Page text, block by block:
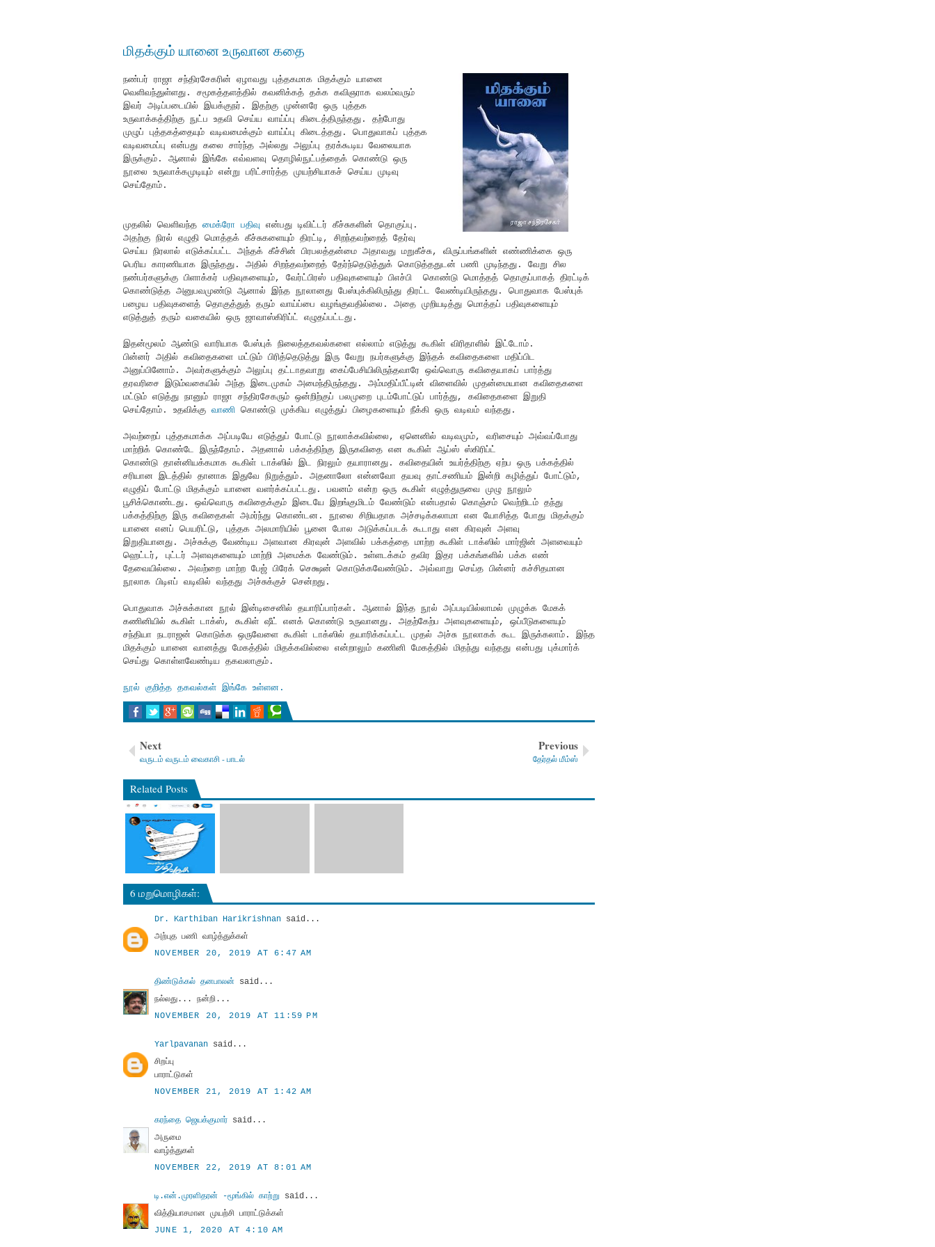
மிதக்கும் யானை உருவான கதை
நண்பர் ராஜா சந்திரசேகரின் ஏழாவது புத்தகமாக மிதக்கும் யானை
வெளிவந்துள்ளது. சமூகத்தளத்தில் கவனிக்கத் தக்க கவிஞராக வலம்வரும்
இவர் அடிப்படையில் இயக்குநர். இதற்கு முன்னரே ஒரு புத்தக
உருவாக்கத்திற்கு நுட்ப உதவி செய்ய வாய்ப்பு கிடைத்திருந்தது. தற்போது
முழுப் புத்தகத்தையும் வடிவமைக்கும் வாய்ப்பு கிடைத்தது. பொதுவாகப் புத்தக
வடிவமைப்பு என்பது கலை சார்ந்த அல்லது அலுப்பு தரக்கூடிய வேலையாக
இருக்கும். ஆனால் இங்கே எவ்வளவு தொழில்நுட்பத்தைக் கொண்டு ஒரு
நூலை உருவாக்கமுடியும் என்று பரிட்சார்த்த முயற்சியாகச் செய்ய முடிவு
செய்தோம்.
முதலில் வெளிவந்த மைக்ரோ பதிவு என்பது டிவிட்டர் கீச்சுகளின் தொகுப்பு.
அதற்கு நிரல் எழுதி மொத்தக் கீச்சுகளையும் திரட்டி, சிறந்தவற்றைத் தேர்வு
செய்ய நிரலால் எடுக்கப்பட்ட அந்தக் கீச்சின் பிரபலத்தன்மை அதாவது மறுகீச்சு, விருப்பங்களின் எண்ணிக்கை ஒரு
பெரிய காரணியாக இருந்தது. அதில் சிறந்தவற்றைத் தேர்ந்தெடுத்துக் கொடுத்ததுடன் பணி முடிந்தது. வேறு சில
நண்பர்களுக்கு பிளாக்கர் பதிவுகளையும், வேர்ட்பிரஸ் பதிவுகளையும் பிஎச்பி கொண்டு மொத்தத் தொகுப்பாகத் திரட்டிக்
கொண்டுத்த அனுபவமுண்டு ஆனால் இந்த நூலானது பேஸ்புக்கிலிருந்து திரட்ட வேண்டியிருந்தது. பொதுவாக பேஸ்புக்
பழைய பதிவுகளைத் தொகுத்துத் தரும் வாய்ப்பை வழங்குவதில்லை. அதை முறியடித்து மொத்தப் பதிவுகளையும்
எடுத்துத் தரும் வகையில் ஒரு ஜாவாஸ்கிரிப்ட் எழுதப்பட்டது.
இதன்மூலம் ஆண்டு வாரியாக பேஸ்புக் நிலைத்தகவல்களை எல்லாம் எடுத்து கூகிள் விரிதாளில் இட்டோம்.
பின்னர் அதில் கவிதைகளை மட்டும் பிரித்தெடுத்து இரு வேறு நபர்களுக்கு இந்தக் கவிதைகளை மதிப்பிட
அனுப்பினோம். அவர்களுக்கும் அலுப்பு தட்டாதவாறு கைப்பேசியிலிருந்தவாரே ஒவ்வொரு கவிதையாகப் பார்த்து
தரவரிசை இடும்வகையில் அந்த இடைமுகம் அமைந்திருந்தது. அம்மதிப்பீட்டின் விளைவில் முதன்மையான கவிதைகளை
மட்டும் எடுத்து நானும் ராஜா சந்திரசேகரும் ஒன்றிற்குப் பலமுறை புடம்போட்டுப் பார்த்து, கவிதைகளை இறுதி
செய்தோம். உதவிக்கு வாணி கொண்டு முக்கிய எழுத்துப் பிழைகளையும் நீக்கி ஒரு வடிவம் வந்தது.
அவற்றைப் புத்தகமாக்க அப்படியே எடுத்துப் போட்டு நூலாக்கவில்லை, ஏனெனில் வடிவமும், வரிசையும் அவ்வப்போது
மாற்றிக் கொண்டே இருந்தோம். அதனால் பக்கத்திற்கு இருகவிதை என கூகிள் ஆப்ஸ் ஸ்கிரிப்ட்
கொண்டு தான்னியக்கமாக கூகிள் டாக்ஸில் இட நிரலும் தயாரானது. கவிதையின் உயர்த்திற்கு ஏற்ப ஒரு பக்கத்தில்
சரியான இடத்தில் தானாக இதுவே நிறுத்தும். அதனாலோ என்னவோ தயவு தாட்சணியம் இன்றி கழித்துப் போட்டும்,
எழுதிப் போட்டு மிதக்கும் யானை வளர்க்கப்பட்டது. பவனம் என்ற ஒரு கூகிள் எழுத்துருவை முழு நூலும்
பூசிக்கொண்டது. ஒவ்வொரு கவிதைக்கும் இடையே இறங்குமிடம் வேண்டும் என்பதால் கொஞ்சம் வெற்றிடம் தந்து
பக்கத்திற்கு இரு கவிதைகள் அமர்ந்து கொண்டன. நூலை சிறியதாக அச்சடிக்கலாமா என யோசித்த போது மிதக்கும்
யானை எனப் பெயரிட்டு, புத்தக அலமாரியில் பூனை போல அடுக்கப்படக் கூடாது என கிரவுன் அளவு
இறுதியானது. அச்சுக்கு வேண்டிய அளவான கிரவுன் அளவில் பக்கத்தை மாற்ற கூகிள் டாக்ஸில் மார்ஜின் அளவையும்
ஹெட்டர், புட்டர் அளவுகளையும் மாற்றி அமைக்க வேண்டும். உள்ளடக்கம் தவிர இதர பக்கங்களில் பக்க எண்
தேவையில்லை. அவற்றை மாற்ற பேஜ் பிரேக் செக்ஷன் கொடுக்கவேண்டும். அவ்வாறு செய்த பின்னர் கச்சிதமான
நூலாக பிடிஎப் வடிவில் வந்தது அச்சுக்குச் சென்றது.
பொதுவாக அச்சுக்கான நூல் இன்டிசைனில் தயாரிப்பார்கள். ஆனால் இந்த நூல் அப்படியில்லாமல் முழுக்க மேகக்
கணினியில் கூகிள் டாக்ஸ், கூகிள் ஷீட் எனக் கொண்டு உருவானது. அதற்கேற்ப அளவுகளையும், ஒப்பீடுகளையும்
சந்தியா நடராஜன் கொடுக்க ஒருவேளை கூகிள் டாக்ஸில் தயாரிக்கப்பட்ட முதல் அச்சு நூலாகக் கூட இருக்கலாம். இந்த
மிதக்கும் யானை வானத்து மேகத்தில் மிதக்கவில்லை என்றாலும் கணினி மேகத்தில் மிதந்து வந்தது என்பது புக்மார்க்
செய்து கொள்ளவேண்டிய தகவலாகும்.
நூல் குறித்த தகவல்கள் இங்கே உள்ளன.
Next
வருடம் வருடம் வைகாசி - பாடல்
Previous
தேர்தல் மீம்ஸ்
Related Posts
6 மறுமொழிகள்:
Dr. Karthiban Harikrishnan said...
அற்புத பணி வாழ்த்துக்கள்
NOVEMBER 20, 2019 AT 6:47 AM
திண்டுக்கல் தனபாலன் said...
நல்லது... நன்றி...
NOVEMBER 20, 2019 AT 11:59 PM
Yarlpavanan said...
சிறப்பு
பாராட்டுகள்
NOVEMBER 21, 2019 AT 1:42 AM
கரந்தை ஜெயக்குமார் said...
அருமை
வாழ்த்துகள்
NOVEMBER 22, 2019 AT 8:01 AM
டி.என்.முரளிதரன் -மூங்கில் காற்று said...
வித்தியாசமான முயற்சி பாராட்டுக்கள்
JUNE 1, 2020 AT 4:10 AM